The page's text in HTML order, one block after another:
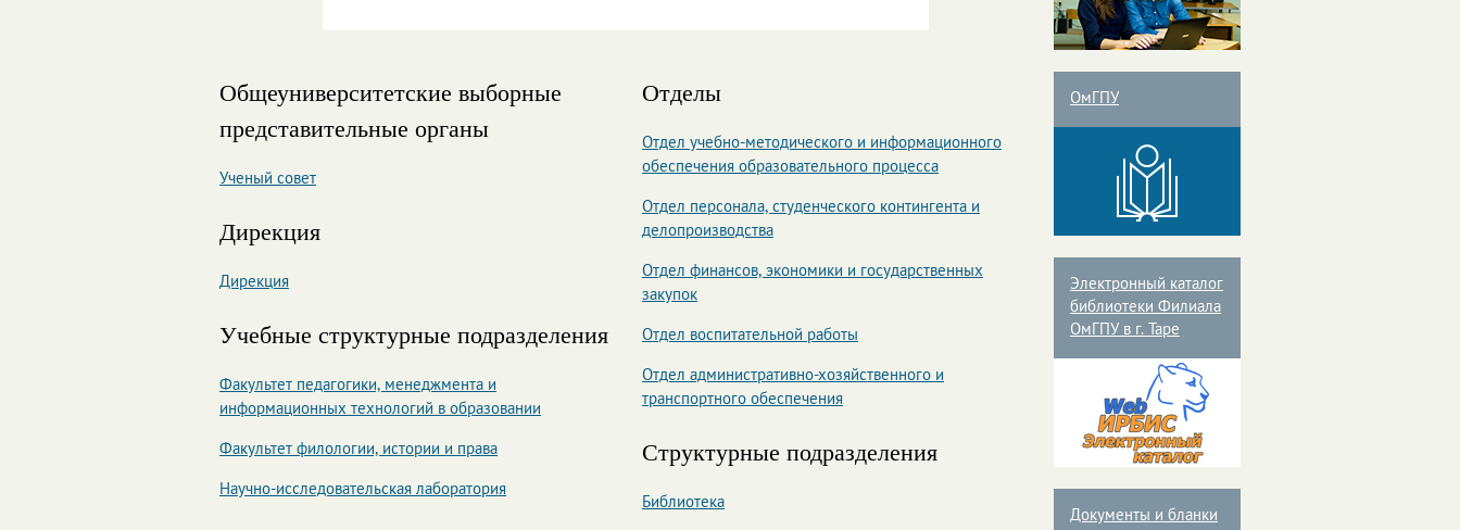
Общеуниверситетские выборные
представительные органы
Ученый совет
Дирекция
Дирекция
Учебные структурные подразделения
Факультет педагогики, менеджмента и
информационных технологий в образовании
Факультет филологии, истории и права
Научно-исследовательская лаборатория
Отделы
Отдел учебно-методического и информационного
обеспечения образовательного процесса
Отдел персонала, студенческого контингента и
делопроизводства
Отдел финансов, экономики и государственных
закупок
Отдел воспитательной работы
Отдел административно-хозяйственного и
транспортного обеспечения
Структурные подразделения
Библиотека
ОмГПУ
Электронный каталог
библиотеки Филиала
ОмГПУ в г. Таре
Документы и бланки